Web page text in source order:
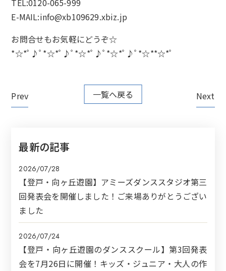
TEL:0120-065-999
E-MAIL:info@xb109629.xbiz.jp
お問合せもお気軽にどうぞ☆
*☆*ﾟ♪ﾟ*☆*ﾟ♪ﾟ*☆*ﾟ♪ﾟ*☆*ﾟ♪ﾟ*☆**☆*ﾟ
Prev 一覧へ戻る Next
最新の記事
2026/07/28
【登戸・向ヶ丘遊園】アミーズダンススタジオ第三
回発表会を開催しました！ご来場ありがとうござい
ました
2026/07/24
【登戸・向ヶ丘遊園のダンススクール】第3回発表
会を7月26日に開催！キッズ・ジュニア・大人の作